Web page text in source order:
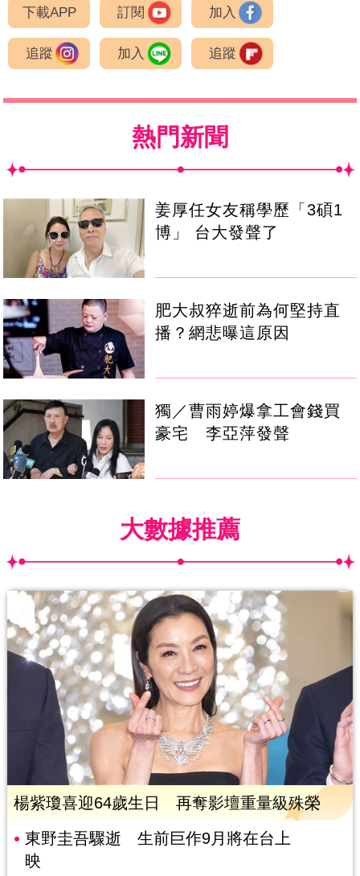
下載APP 訂閱 加入
追蹤 加入 追蹤
熱門新聞
姜厚任女友稱學歷「3碩1
博」 台大發聲了
肥大叔猝逝前為何堅持直
播？網悲曝這原因
獨／曹雨婷爆拿工會錢買
豪宅 李亞萍發聲
大數據推薦
楊紫瓊喜迎64歲生日 再奪影壇重量級殊榮
東野圭吾驟逝 生前巨作9月將在台上
映